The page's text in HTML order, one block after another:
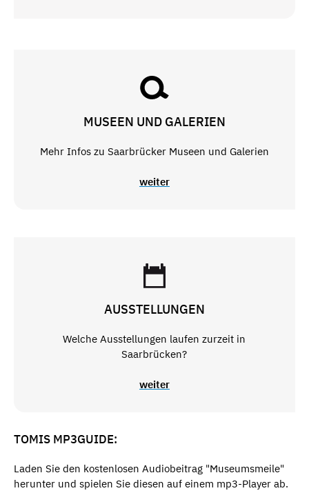
MUSEEN UND GALERIEN
Mehr Infos zu Saarbrücker Museen und Galerien
weiter
AUSSTELLUNGEN
Welche Ausstellungen laufen zurzeit in
Saarbrücken?
weiter
TOMIS MP3GUIDE:
Laden Sie den kostenlosen Audiobeitrag "Museumsmeile"
herunter und spielen Sie diesen auf einem mp3-Player ab.